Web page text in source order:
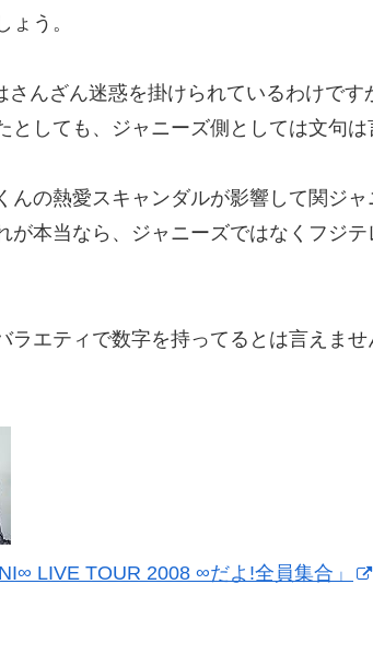
ょう。
さんざん迷惑を掛けられているわけで
としても、ジャニーズ側としては文句は
んの熱愛スキャンダルが影響して関ジ
が本当なら、ジャニーズではなくフジ
ラエティで数字を持ってるとは言えま
LIVE TOUR 2008 ∞だよ!全員集合」